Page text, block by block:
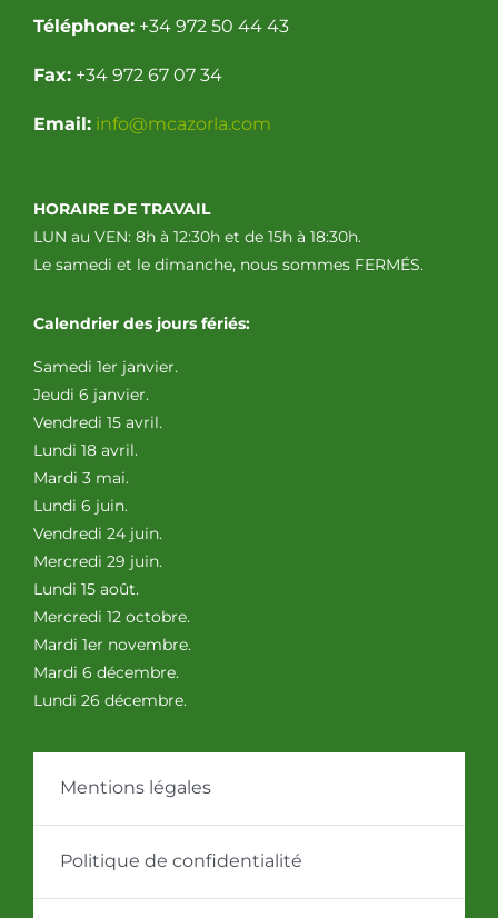
Téléphone:+34 972 50 44 43
Fax:+34 972 67 07 34
Email: info@mcazorla.com
HORAIRE DE TRAVAIL
LUN au VEN: 8h à 12:30h et de 15h à 18:30h.
Le samedi et le dimanche, nous sommes FERMÉS.
Calendrier des jours fériés:
Samedi 1er janvier.
Jeudi 6 janvier.
Vendredi 15 avril.
Lundi 18 avril.
Mardi 3 mai.
Lundi 6 juin.
Vendredi 24 juin.
Mercredi 29 juin.
Lundi 15 août.
Mercredi 12 octobre.
Mardi 1er novembre.
Mardi 6 décembre.
Lundi 26 décembre.
Mentions légales
Politique de confidentialité